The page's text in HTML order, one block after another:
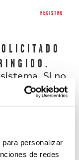
personalizar
de redes
REGISTRO
Si no,